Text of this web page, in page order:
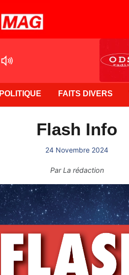
POLITIQUE FAITS DIVERS
Flash Info
24 Novembre 2024
ParLa rédaction